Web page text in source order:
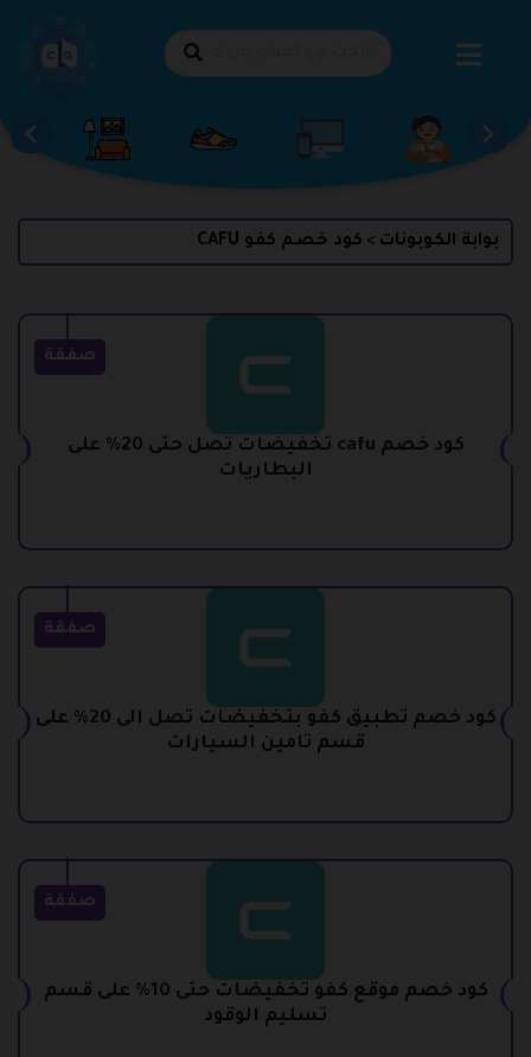
بوابة الكوبونات > كود خصم كفو CAFU
صفقة
كود خصم cafu تخفيضات تصل حتى 20% على
البطاريات
صفقة
كود خصم تطبيق كفو بتخفيضات تصل الى 20% على
قسم تامين السيارات
صفقة
كود خصم موقع كفو تخفيضات حتى 10% على قسم
تسليم الوقود